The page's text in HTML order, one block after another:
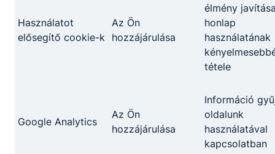
Használatot
elősegítő cookie-k
Az Ön
hozzájárulása
élmény
honlap
használatának
tétele
Google Analytics
Az Ön
hozzájárulása
Információ
oldalunk
használatával
kapcsolatban